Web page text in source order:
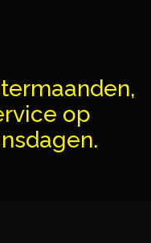
op